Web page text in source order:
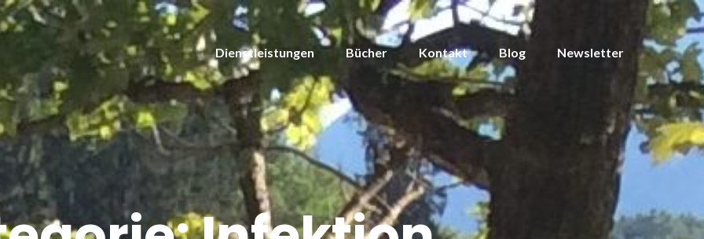
Dienstleistungen Bücher Kontakt Blog Newsletter